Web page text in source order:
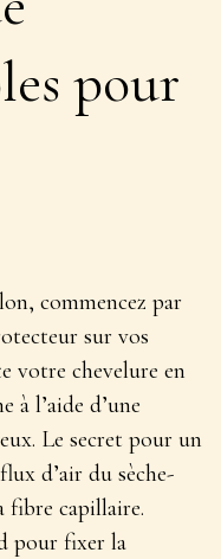
pour
commencez par
sur vos
votre chevelure en
à l’aide d’une
Le secret pour un
d’air du sèche-
fibre capillaire.
pour fixer la